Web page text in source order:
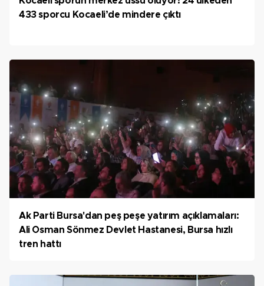
433 sporcu Kocaeli’de mindere çıktı
Ak Parti Bursa'dan peş peşe yatırım açıklamaları:
Ali Osman Sönmez Devlet Hastanesi, Bursa hızlı
tren hattı